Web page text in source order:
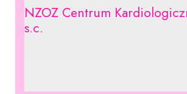
NZOZ Centrum
s.c.